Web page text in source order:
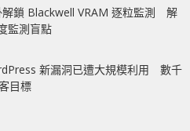
解鎖 Blackwell VRAM 逐粒監測 解
監測盲點
新漏洞已遭大規模利用 數千
目標